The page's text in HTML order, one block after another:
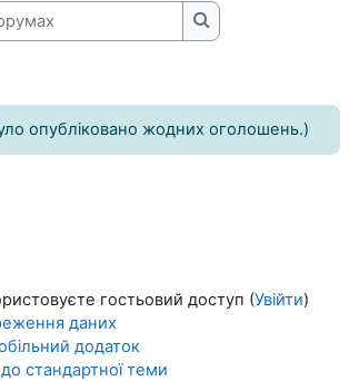
Пошук на
опубліковано жодних оголошень.)
гостьовий доступ (Увійти)
даних
додаток
стандартної теми